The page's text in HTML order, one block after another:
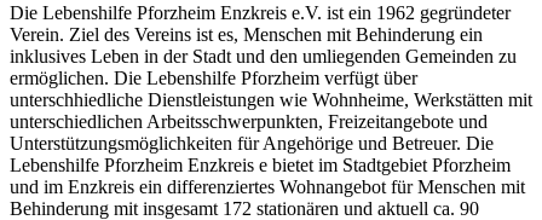
Die Lebenshilfe Pforzheim Enzkreis e.V. ist ein 1962 gegründeter
Verein. Ziel des Vereins ist es, Menschen mit Behinderung ein
inklusives Leben in der Stadt und den umliegenden Gemeinden zu
ermöglichen. Die Lebenshilfe Pforzheim verfügt über
unterschhiedliche Dienstleistungen wie Wohnheime, Werkstätten mit
unterschiedlichen Arbeitsschwerpunkten, Freizeitangebote und
Unterstützungsmöglichkeiten für Angehörige und Betreuer. Die
Lebenshilfe Pforzheim Enzkreis e bietet im Stadtgebiet Pforzheim
und im Enzkreis ein differenziertes Wohnangebot für Menschen mit
Behinderung mit insgesamt 172 stationären und aktuell ca. 90